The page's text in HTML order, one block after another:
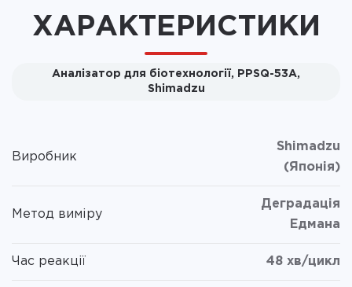
ХАРАКТЕРИСТИКИ
Аналізатор для біотехнології, PPSQ-53A,
Shimadzu
Виробник
Shimadzu
(Японія)
Метод виміру
Деградація
Едмана
Час реакції 48 хв/цикл